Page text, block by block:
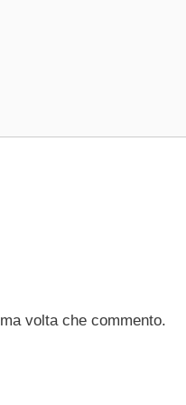
volta che commento.